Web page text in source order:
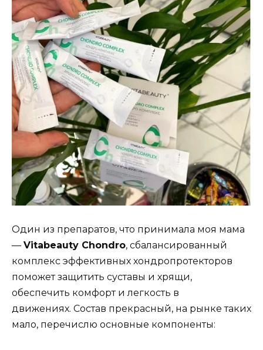
Один из препаратов, что принимала моя мама
— Vitabeauty Chondro, сбалансированный
комплекс эффективных хондропротекторов
поможет защитить суставы и хрящи,
обеспечить комфорт и легкость в
движениях. Состав прекрасный, на рынке таких
мало, перечислю основные компоненты: